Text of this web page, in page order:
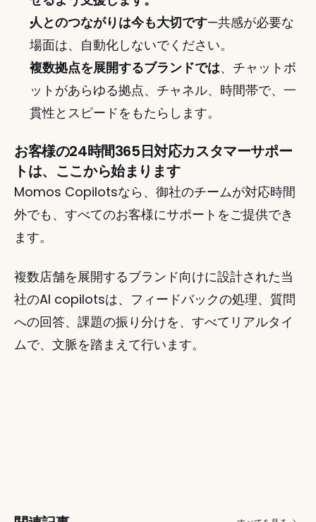
人とのつながりは今も大切です—共感が必要な
場面は、自動化しないでください。
複数拠点を展開するブランドでは、チャットボ
ットがあらゆる拠点、チャネル、時間帯で、一
貫性とスピードをもたらします。
お客様の24時間365日対応カスタマーサポー
トは、ここから始まります
Momos Copilotsなら、御社のチームが対応時間
外でも、すべてのお客様にサポートをご提供でき
ます。
複数店舗を展開するブランド向けに設計された当
社のAI copilotsは、フィードバックの処理、質問
への回答、課題の振り分けを、すべてリアルタイ
ムで、文脈を踏まえて行います。